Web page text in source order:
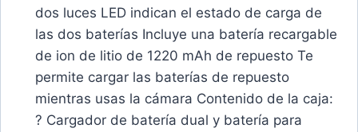
dos luces LED indican el estado de carga de
las dos baterías Incluye una batería recargable
de ion de litio de 1220 mAh de repuesto Te
permite cargar las baterías de repuesto
mientras usas la cámara Contenido de la caja:
? Cargador de batería dual y batería para